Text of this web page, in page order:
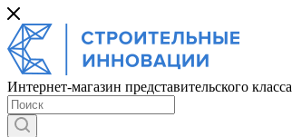
Интернет-магазин представительского класса